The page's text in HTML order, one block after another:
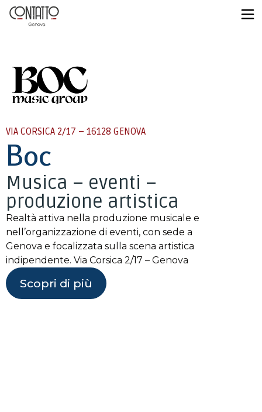
VIA CORSICA 2/17 – 16128 GENOVA
Boc
Musica – eventi –
produzione artistica
Realtà attiva nella produzione musicale e
nell’organizzazione di eventi, con sede a
Genova e focalizzata sulla scena artistica
indipendente. Via Corsica 2/17 – Genova
Scopri di più